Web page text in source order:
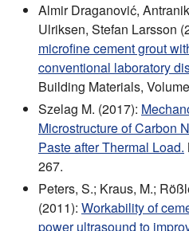
Almir Draganović,
Ulriksen, Stefan Larsson
microfine cement grout
conventional laboratory
Building Materials,
Szelag M. (2017):
Microstructure of Carbon
Paste after Thermal Load.
267.
Peters, S.; Kraus, M.;
(2011): Workability of
power ultrasound to